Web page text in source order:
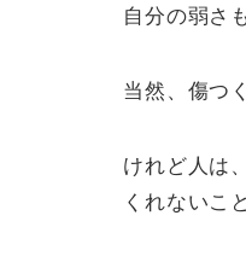
自分の弱さ
当然、傷つ
けれど人は、
くれないこ